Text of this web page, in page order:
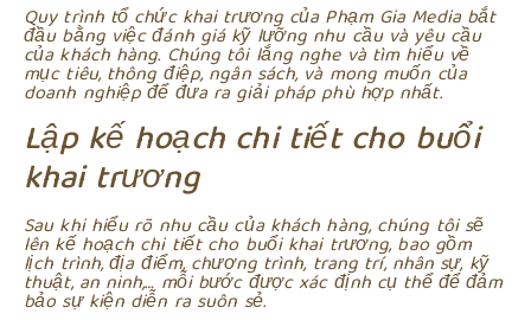
Quy trình tổ chức khai trương của Phạm Gia Media bắt
đầu bằng việc đánh giá kỹ lưỡng nhu cầu và yêu cầu
của khách hàng. Chúng tôi lắng nghe và tìm hiểu về
mục tiêu, thông điệp, ngân sách, và mong muốn của
doanh nghiệp để đưa ra giải pháp phù hợp nhất.
Lập kế hoạch chi tiết cho buổi
khai trương
Sau khi hiểu rõ nhu cầu của khách hàng, chúng tôi sẽ
lên kế hoạch chi tiết cho buổi khai trương, bao gồm
lịch trình, địa điểm, chương trình, trang trí, nhân sự, kỹ
thuật, an ninh,… mỗi bước được xác định cụ thể để đảm
bảo sự kiện diễn ra suôn sẻ.